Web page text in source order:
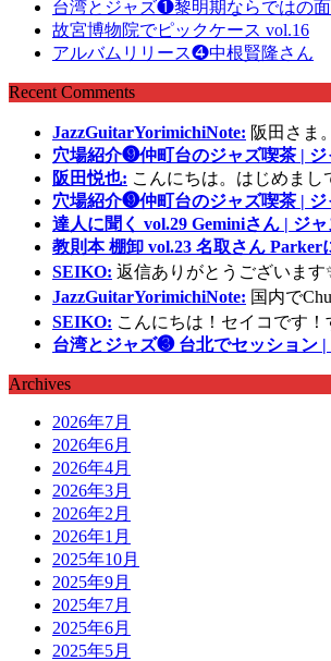
台湾とジャズ❶黎明期ならではの面
故宮博物院でピックケース vol.16
アルバムリリース❹中根賢隆さん
Recent Comments
JazzGuitarYorimichiNote: 阪田さま
穴場紹介❾仲町台のジャズ喫茶 |
阪田悦也: こんにちは。はじめま
穴場紹介❾仲町台のジャズ喫茶 |
達人に聞く vol.29 Geminiさん | ジ
教則本 棚卸 vol.23 名取さん
SEIKO: 返信ありがとうございま
JazzGuitarYorimichiNote: 国内で
SEIKO: こんにちは！セイコです
台湾とジャズ❸ 台北でセッション
Archives
2026年7月
2026年6月
2026年4月
2026年3月
2026年2月
2026年1月
2025年10月
2025年9月
2025年7月
2025年6月
2025年5月